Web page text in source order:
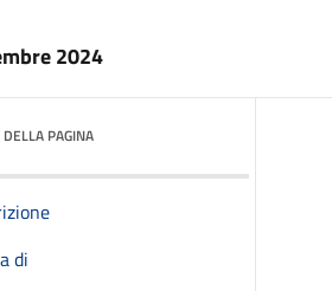
2024
PAGINA
di